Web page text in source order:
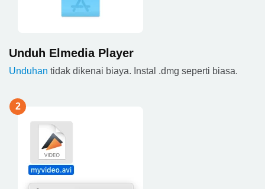
Unduh Elmedia Player
Unduhan tidak dikenai biaya. Instal .dmg seperti biasa.
2